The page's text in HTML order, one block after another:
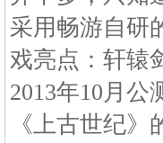
采用畅游自研
戏亮点：轩辕
2013年10月
《上古世纪